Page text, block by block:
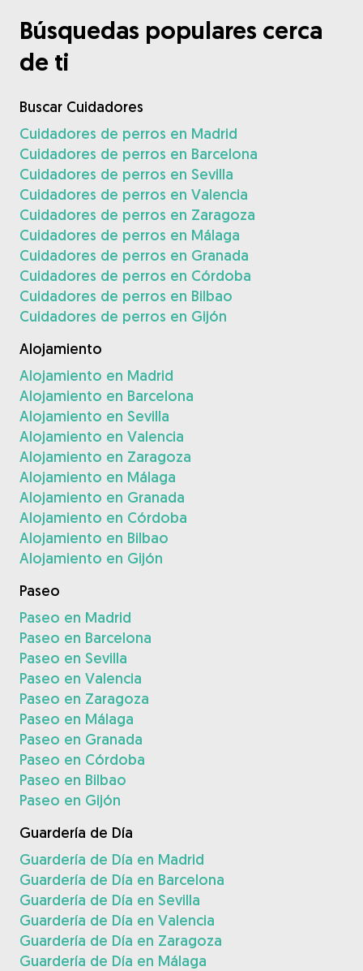
Búsquedas populares cerca
de ti
Buscar Cuidadores
Cuidadores de perros en Madrid
Cuidadores de perros en Barcelona
Cuidadores de perros en Sevilla
Cuidadores de perros en Valencia
Cuidadores de perros en Zaragoza
Cuidadores de perros en Málaga
Cuidadores de perros en Granada
Cuidadores de perros en Córdoba
Cuidadores de perros en Bilbao
Cuidadores de perros en Gijón
Alojamiento
Alojamiento en Madrid
Alojamiento en Barcelona
Alojamiento en Sevilla
Alojamiento en Valencia
Alojamiento en Zaragoza
Alojamiento en Málaga
Alojamiento en Granada
Alojamiento en Córdoba
Alojamiento en Bilbao
Alojamiento en Gijón
Paseo
Paseo en Madrid
Paseo en Barcelona
Paseo en Sevilla
Paseo en Valencia
Paseo en Zaragoza
Paseo en Málaga
Paseo en Granada
Paseo en Córdoba
Paseo en Bilbao
Paseo en Gijón
Guardería de Día
Guardería de Día en Madrid
Guardería de Día en Barcelona
Guardería de Día en Sevilla
Guardería de Día en Valencia
Guardería de Día en Zaragoza
Guardería de Día en Málaga